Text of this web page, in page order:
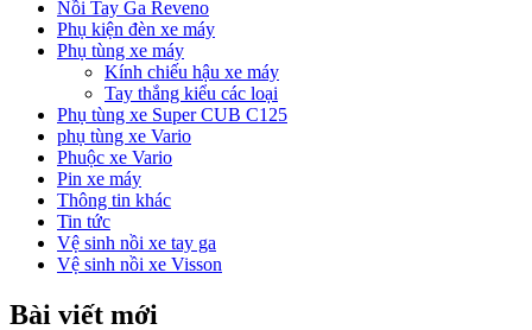
Nồi Tay Ga Reveno
Phụ kiện đèn xe máy
Phụ tùng xe máy
Kính chiếu hậu xe máy
Tay thắng kiểu các loại
Phụ tùng xe Super CUB C125
phụ tùng xe Vario
Phuộc xe Vario
Pin xe máy
Thông tin khác
Tin tức
Vệ sinh nồi xe tay ga
Vệ sinh nồi xe Visson
Bài viết mới